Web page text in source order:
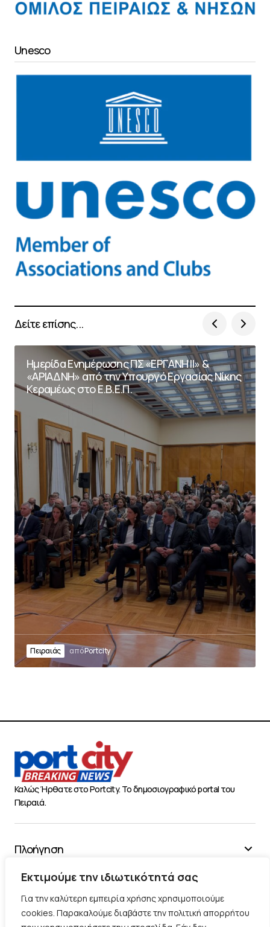
Εκτιμούμε την ιδιωτικότητά σας
Για την καλύτερη εμπειρία χρήσης χρησιμοποιούμε
cookies. Παρακαλούμε διαβάστε την πολιτική απορρήτου
Unesco
Δείτε επίσης...
Ημερίδα Ενημέρωσης ΠΣ «ΕΡΓΑΝΗ ΙΙ» &
«ΑΡΙΑΔΝΗ» από την Υπουργό Εργασίας Νίκης
Κεραμέως στο Ε.Β.Ε.Π.
Πειραιάς απόPortcity
Καλώς Ήρθατε στο Portcity. Το δημοσιογραφικό portal του
Πειραιά.
Πλοήγηση
Χρήσιμα
Διάφορα